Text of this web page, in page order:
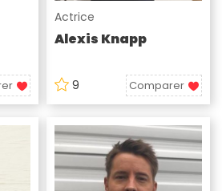
Actrice
Alexis Knapp
9 Comparer